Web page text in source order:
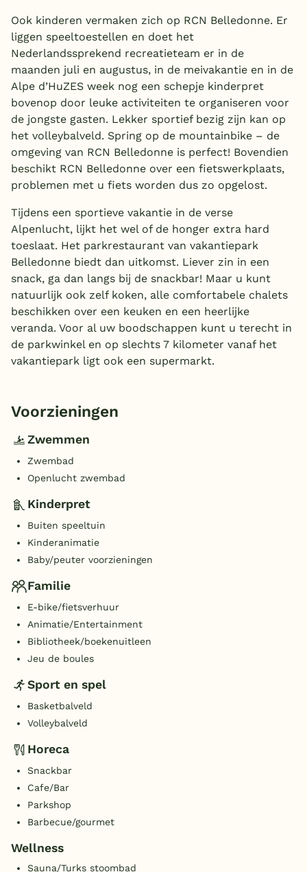
Ook kinderen vermaken zich op RCN Belledonne. Er
liggen speeltoestellen en doet het
Nederlandssprekend recreatieteam er in de
maanden juli en augustus, in de meivakantie en in de
Alpe d’HuZES week nog een schepje kinderpret
bovenop door leuke activiteiten te organiseren voor
de jongste gasten. Lekker sportief bezig zijn kan op
het volleybalveld. Spring op de mountainbike – de
omgeving van RCN Belledonne is perfect! Bovendien
beschikt RCN Belledonne over een fietswerkplaats,
problemen met u fiets worden dus zo opgelost.
Tijdens een sportieve vakantie in de verse
Alpenlucht, lijkt het wel of de honger extra hard
toeslaat. Het parkrestaurant van vakantiepark
Belledonne biedt dan uitkomst. Liever zin in een
snack, ga dan langs bij de snackbar! Maar u kunt
natuurlijk ook zelf koken, alle comfortabele chalets
beschikken over een keuken en een heerlijke
veranda. Voor al uw boodschappen kunt u terecht in
de parkwinkel en op slechts 7 kilometer vanaf het
vakantiepark ligt ook een supermarkt.
Voorzieningen
Zwemmen
Zwembad
Openlucht zwembad
Kinderpret
Buiten speeltuin
Kinderanimatie
Baby/peuter voorzieningen
Familie
E-bike/fietsverhuur
Animatie/Entertainment
Bibliotheek/boekenuitleen
Jeu de boules
Sport en spel
Basketbalveld
Volleybalveld
Horeca
Snackbar
Cafe/Bar
Parkshop
Barbecue/gourmet
Wellness
Sauna/Turks stoombad